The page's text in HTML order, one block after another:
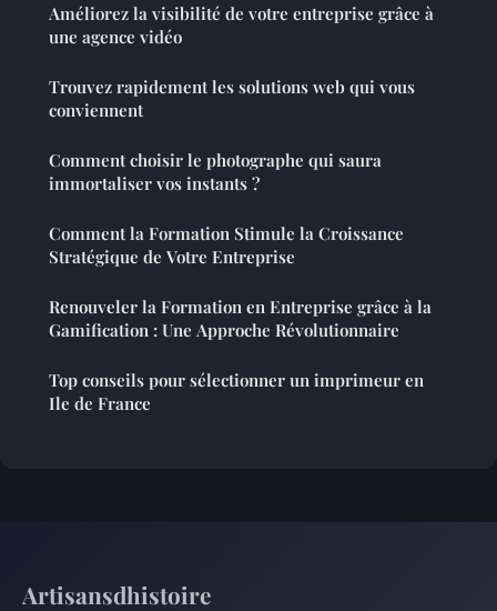
Améliorez la visibilité de votre entreprise grâce à
une agence vidéo
Trouvez rapidement les solutions web qui vous
conviennent
Comment choisir le photographe qui saura
immortaliser vos instants ?
Comment la Formation Stimule la Croissance
Stratégique de Votre Entreprise
Renouveler la Formation en Entreprise grâce à la
Gamification : Une Approche Révolutionnaire
Top conseils pour sélectionner un imprimeur en
Ile de France
Artisansdhistoire